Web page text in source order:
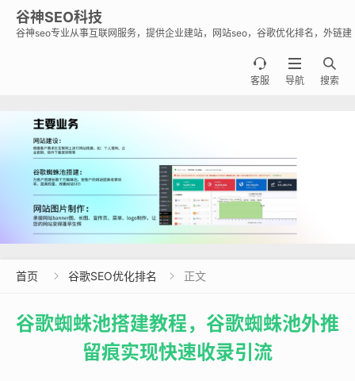
谷神SEO科技
谷神seo专业从事互联网服务，提供企业建站，网站seo，谷歌优化排名，外链建

搜索

导航

客服
首页  谷歌SEO优化排名  正文
谷歌蜘蛛池搭建教程，谷歌蜘蛛池外推
留痕实现快速收录引流